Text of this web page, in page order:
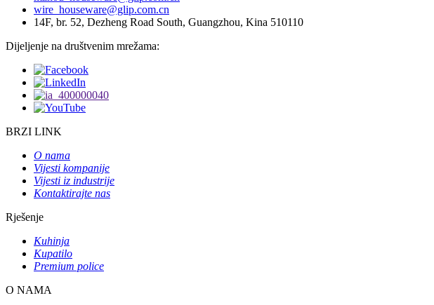
wire_houseware@glip.com.cn
14F, br. 52, Dezheng Road South, Guangzhou, Kina 510110
Dijeljenje na društvenim mrežama:
BRZI LINK
O nama
Vijesti kompanije
Vijesti iz industrije
Kontaktirajte nas
Rješenje
Kuhinja
Kupatilo
Premium police
O NAMA